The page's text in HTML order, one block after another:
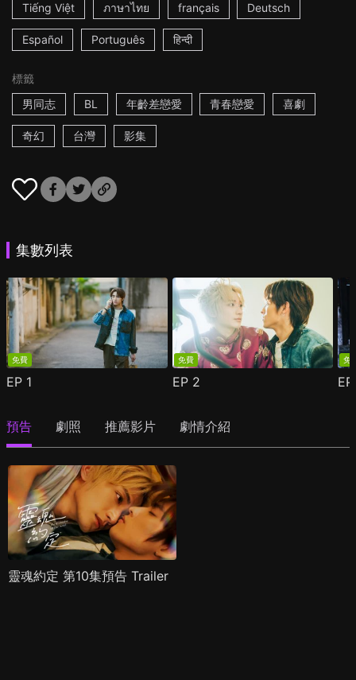
Tiếng Việt ภาษาไทย français Deutsch
Español Português हिन्दी
標籤
男同志
BL 年齡差戀愛 青春戀愛 喜劇
奇幻 台灣 影集
集數列表
免費
EP 1
免費
EP 2
免
預告 劇照 推薦影片 劇情介紹
靈魂約定 第10集預告 Trailer